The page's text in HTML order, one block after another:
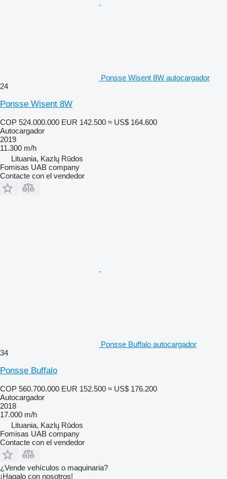
Ponsse Wisent 8W autocargador
24
Ponsse Wisent 8W
COP 524.000.000 EUR 142.500 ≈ US$ 164.600
Autocargador
2019
11.300 m/h
Lituania, Kazlų Rūdos
Fomisas UAB company
Contacte con el vendedor
Ponsse Buffalo autocargador
34
Ponsse Buffalo
COP 560.700.000 EUR 152.500 ≈ US$ 176.200
Autocargador
2018
17.000 m/h
Lituania, Kazlų Rūdos
Fomisas UAB company
Contacte con el vendedor
¿Vende vehículos o maquinaria?
¡Hagalo con nosotros!